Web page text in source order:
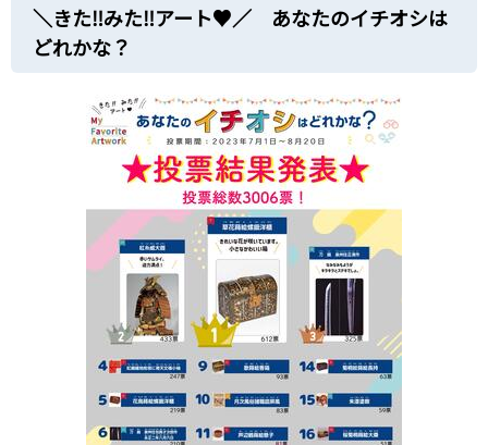
＼きた‼みた‼アート♥／ あなたのイチオシは
どれかな？